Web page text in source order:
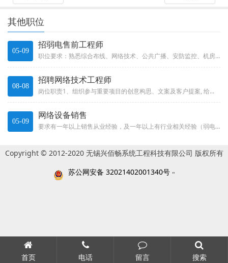
其他职位
05-09
招弱电售前工程师
职位要求：熟悉综合布线、网络技术、公共广播、安防监控、机房工...
08-08
招聘网络技术工程师
岗位职责1、组织参与重要项目的创意构思、文案及客户提案, 给...
05-09
网络设备销售
要求有一年以上销售从业经验，及一年以上有行业相关经验（弱电工...
Copyright © 2012-2020 无锡兴佰畅系统工程科技有限公司 版权所有
苏公网安备 32021402001340号"
首页 电话 留言 搜索